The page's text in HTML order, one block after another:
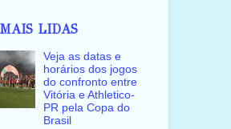
LIDAS
Veja as datas e
horários dos jogos
do confronto entre
Vitória e Athletico-
PR pela Copa do
Brasil